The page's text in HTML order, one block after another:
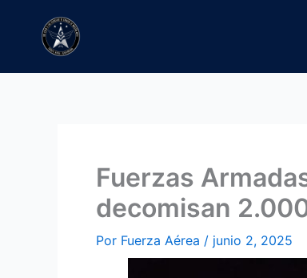
contenido
Fuerzas
decomisan
Por Fuerza Aérea / junio 2, 2025